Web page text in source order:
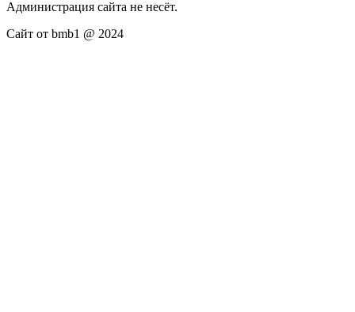
Администрация сайта не несёт.
Сайт от bmb1 @ 2024